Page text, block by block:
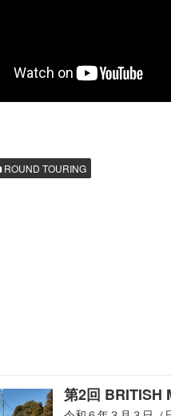
ROUND TOURING
第2回